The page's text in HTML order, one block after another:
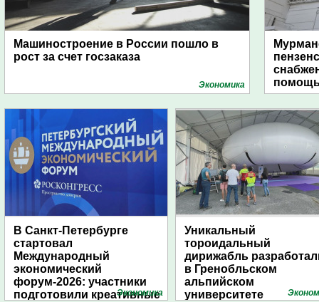
Машиностроение в России пошло в
рост за счет госзаказа
Экономика
В Санкт-Петербурге
стартовал
Международный
экономический
форум-2026: участники
подготовили креативные
Экономика
Уникальный
тороидальный
дирижабль
в Гренобльском
альпийском
университете